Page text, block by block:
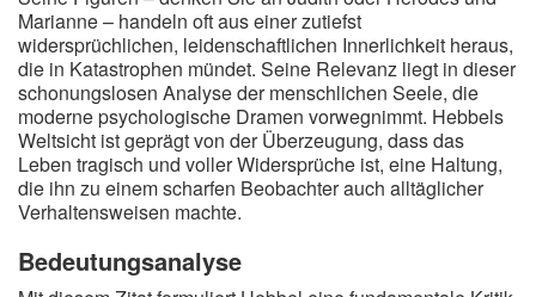
Marianne – handeln oft aus einer zutiefst
widersprüchlichen, leidenschaftlichen Innerlichkeit heraus,
die in Katastrophen mündet. Seine Relevanz liegt in dieser
schonungslosen Analyse der menschlichen Seele, die
moderne psychologische Dramen vorwegnimmt. Hebbels
Weltsicht ist geprägt von der Überzeugung, dass das
Leben tragisch und voller Widersprüche ist, eine Haltung,
die ihn zu einem scharfen Beobachter auch alltäglicher
Verhaltensweisen machte.
Bedeutungsanalyse